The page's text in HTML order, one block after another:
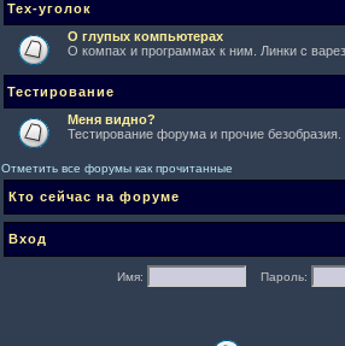
Тех-уголок
О глупых компьютерах
О компах и программах к ним. Линки с
Тестирование
Меня видно?
Тестирование форума и прочие безобразия.
Отметить все форумы как прочитанные
Кто сейчас на форуме
Вход
Имя: Пароль: